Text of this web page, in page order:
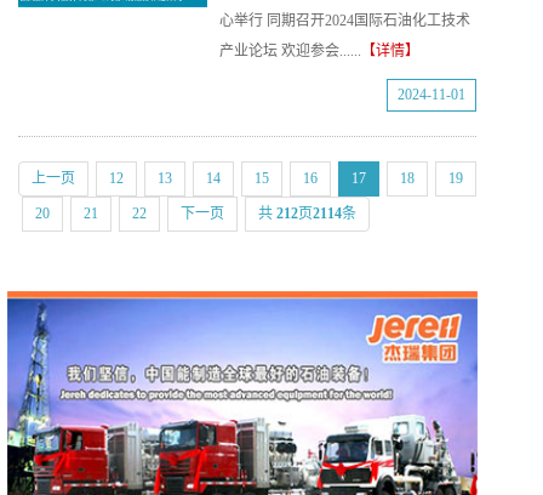
心举行 同期召开2024国际石油化工技术
产业论坛 欢迎参会...... 【详情】
2024-11-01
上一页 12 13 14 15 16 17 18 19
20 21 22 下一页 共 212页2114条